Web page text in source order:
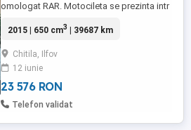
omologat RAR. Motocileta se prezinta intr
estetic . Ulei si filtru schimbat la 3000km ,
frana schimate , sistem franare abs
functional . Motocicleta are 39,687 km .
Negociabil in limita ...
2015 | 650 cm3 | 39687 km
Chitila, Ilfov
12 iunie
23 576 RON
Telefon validat